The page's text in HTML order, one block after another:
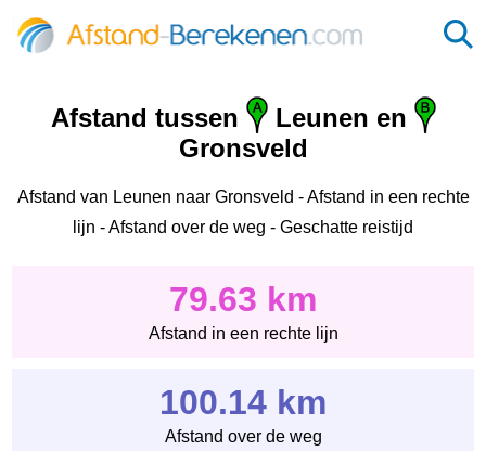
Afstand tussen
Leunen en
Gronsveld
Afstand van Leunen naar Gronsveld - Afstand in een rechte
lijn - Afstand over de weg - Geschatte reistijd
79.63 km
Afstand in een rechte lijn
100.14 km
Afstand over de weg